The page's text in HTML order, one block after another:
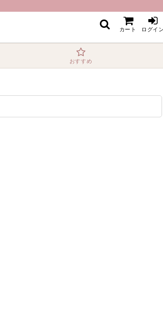
カート ログイ
おすすめ